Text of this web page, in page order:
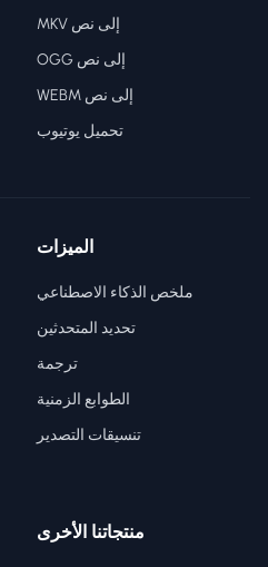
MKV إلى نص
OGG إلى نص
WEBM إلى نص
تحميل يوتيوب
الميزات
ملخص الذكاء الاصطناعي
تحديد المتحدثين
ترجمة
الطوابع الزمنية
تنسيقات التصدير
منتجاتنا الأخرى